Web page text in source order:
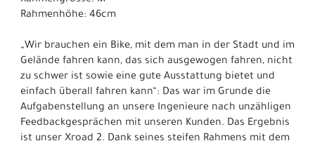
Rahmenhöhe: 46cm
„Wir brauchen ein Bike, mit dem man in der Stadt und im
Gelände fahren kann, das sich ausgewogen fahren, nicht
zu schwer ist sowie eine gute Ausstattung bietet und
einfach überall fahren kann“: Das war im Grunde die
Aufgabenstellung an unsere Ingenieure nach unzähligen
Feedbackgesprächen mit unseren Kunden. Das Ergebnis
ist unser Xroad 2. Dank seines steifen Rahmens mit dem